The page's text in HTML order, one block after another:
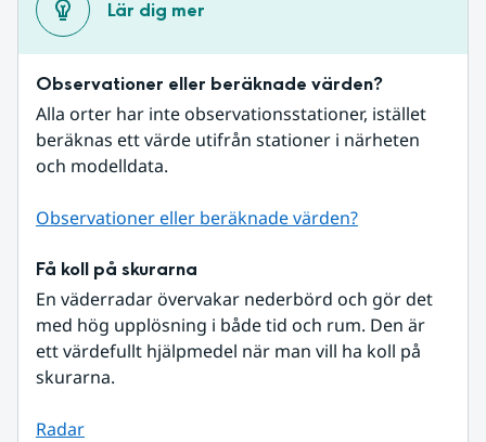
Lär dig mer
Observationer eller beräknade värden?
Alla orter har inte observationsstationer, istället
beräknas ett värde utifrån stationer i närheten
och modelldata.
Observationer eller beräknade värden?
Få koll på skurarna
En väderradar övervakar nederbörd och gör det
med hög upplösning i både tid och rum. Den är
ett värdefullt hjälpmedel när man vill ha koll på
skurarna.
Radar